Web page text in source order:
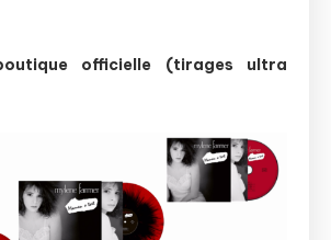
officielle (tirages ultra